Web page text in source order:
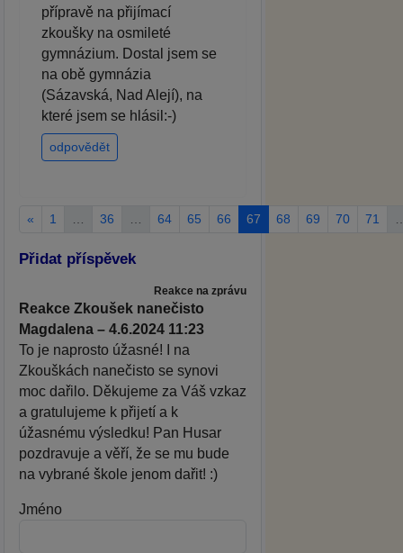
přípravě na přijímací
zkoušky na osmileté
gymnázium. Dostal jsem se
na obě gymnázia
(Sázavská, Nad Alejí), na
které jsem se hlásil:-)
odpovědět
« 1 36 64 65 66 67 68 69 70 71
Přidat příspěvek
Reakce na zprávu
Reakce Zkoušek nanečisto
Magdalena – 4.6.2024 11:23
To je naprosto úžasné! I na
Zkouškách nanečisto se synovi
moc dařilo. Děkujeme za Váš vzkaz
a gratulujeme k přijetí a k
úžasnému výsledku! Pan Husar
pozdravuje a věří, že se mu bude
na vybrané škole jenom dařit! :)
Jméno